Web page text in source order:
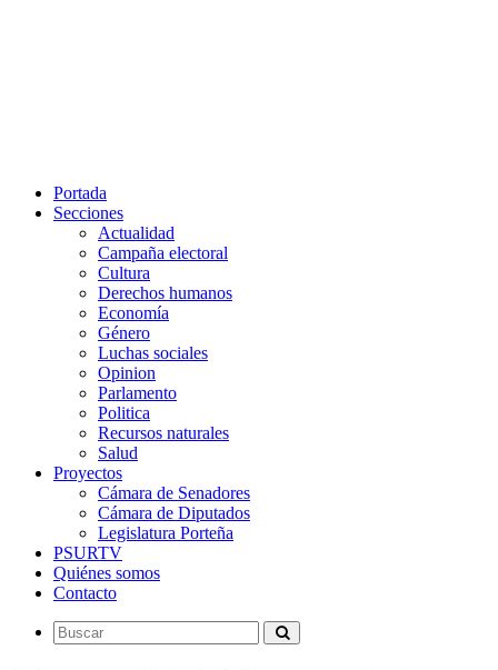
Portada
Secciones
Actualidad
Campaña electoral
Cultura
Derechos humanos
Economía
Género
Luchas sociales
Opinion
Parlamento
Politica
Recursos naturales
Salud
Proyectos
Cámara de Senadores
Cámara de Diputados
Legislatura Porteña
PSURTV
Quiénes somos
Contacto